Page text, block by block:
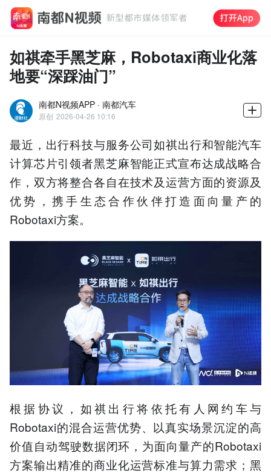
如祺牵手黑芝麻，Robotaxi商业化落
地要“深踩油门”
南都N视频APP · 南都汽车
原创 2026-04-26 10:16
最近，出行科技与服务公司如祺出行和智能汽车
计算芯片引领者黑芝麻智能正式宣布达成战略合
作，双方将整合各自在技术及运营方面的资源及
优势，携手生态合作伙伴打造面向量产的
Robotaxi方案。
根据协议，如祺出行将依托有人网约车与
Robotaxi的混合运营优势、以真实场景沉淀的高
价值自动驾驶数据闭环，为面向量产的Robotaxi
方案输出精准的商业化运营标准与算力需求；黑